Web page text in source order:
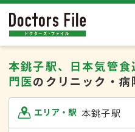
本銚子駅、日本気管
門医のクリニック・病
エリア・駅 本銚子駅